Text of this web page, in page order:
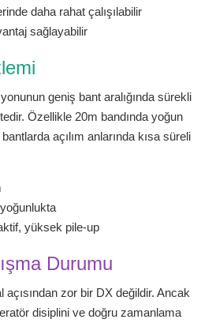
daha rahat çalışılabilir
sağlayabilir
geniş bant aralığında sürekli
Özellikle 20m bandında yoğun
açılım anlarında kısa süreli
yüksek pile-up
Durumu
açısından zor bir DX değildir. Ancak
disiplini ve doğru zamanlama